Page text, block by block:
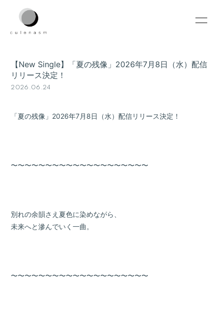
SCHEDULE PROFILE
CONTACT
【New Single】「夏の残像」2026年7月8日（水）配信
リリース決定！
2026.06.24
「夏の残像」2026年7月8日（水）配信リリース決定！
〜〜〜〜〜〜〜〜〜〜〜〜〜〜〜〜〜〜〜〜
別れの余韻さえ夏色に染めながら、
未来へと滲んでいく一曲。
〜〜〜〜〜〜〜〜〜〜〜〜〜〜〜〜〜〜〜〜